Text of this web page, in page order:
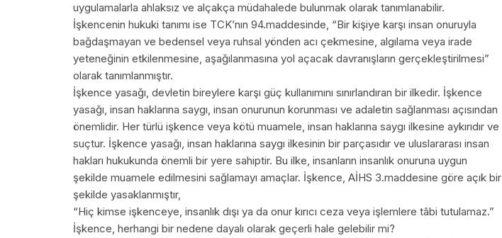
uygulamalarla ahlaksız ve alçakça müdahalede bulunmak olarak tanımlanabilir.
İşkencenin hukuki tanımı ise TCK’nın 94.maddesinde, “Bir kişiye karşı insan onuruyla
bağdaşmayan ve bedensel veya ruhsal yönden acı çekmesine, algılama veya irade
yeteneğinin etkilenmesine, aşağılanmasına yol açacak davranışların gerçekleştirilmesi”
olarak tanımlanmıştır.
İşkence yasağı, devletin bireylere karşı güç kullanımını sınırlandıran bir ilkedir. İşkence
yasağı, insan haklarına saygı, insan onurunun korunması ve adaletin sağlanması açısından
önemlidir. Her türlü işkence veya kötü muamele, insan haklarına saygı ilkesine aykırıdır ve
suçtur. İşkence yasağı, insan haklarına saygı ilkesinin bir parçasıdır ve uluslararası insan
hakları hukukunda önemli bir yere sahiptir. Bu ilke, insanların insanlık onuruna uygun
şekilde muamele edilmesini sağlamayı amaçlar. İşkence, AİHS 3.maddesine göre açık bir
şekilde yasaklanmıştır,
“Hiç kimse işkenceye, insanlık dışı ya da onur kırıcı ceza veya işlemlere tâbi tutulamaz.”
İşkence, herhangi bir nedene dayalı olarak geçerli hale gelebilir mi?